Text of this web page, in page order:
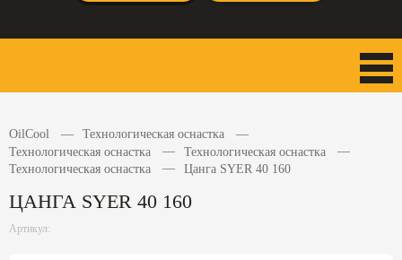
OilCool
Технологическая оснастка
Технологическая оснастка
Технологическая оснастка
Технологическая оснастка
Цанга SYER 40 160
ЦАНГА SYER 40 160
Артикул: